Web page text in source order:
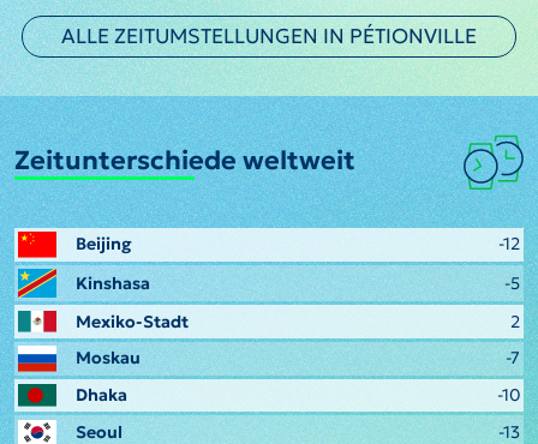
ALLE ZEITUMSTELLUNGEN IN PÉTIONVILLE
Zeitunterschiede weltweit
Beijing
-12
Kinshasa
-5
Mexiko-Stadt
2
Moskau
-7
Dhaka
-10
Seoul
-13